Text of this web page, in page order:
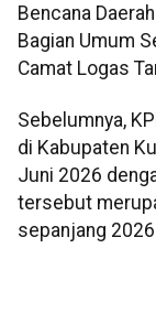
Bencana
Bagian Umum
Camat Logas
Sebelumnya,
di Kabupaten
Juni 2026
tersebut
sepanjang